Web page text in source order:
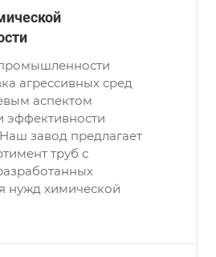
агрессивных сред
аспектом
эффективности
завод предлагает
труб с
нужд химической